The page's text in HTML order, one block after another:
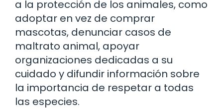
a la protección de los animales, como
adoptar en vez de comprar
mascotas, denunciar casos de
maltrato animal, apoyar
organizaciones dedicadas a su
cuidado y difundir información sobre
la importancia de respetar a todas
las especies.